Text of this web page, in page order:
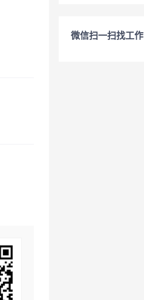
微信扫一扫找工作